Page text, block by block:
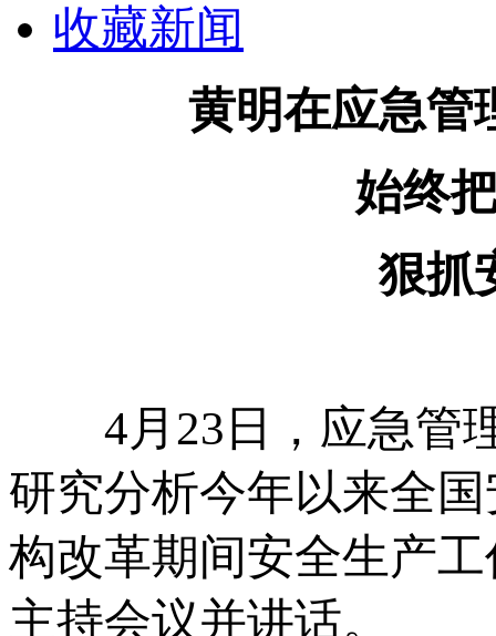
收藏新闻
黄明在应急管
始终
狠抓
4月23日，应急管理
研究分析今年以来全
构改革期间安全生产
主持会议并讲话。